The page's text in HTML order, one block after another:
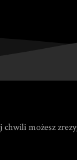
możesz